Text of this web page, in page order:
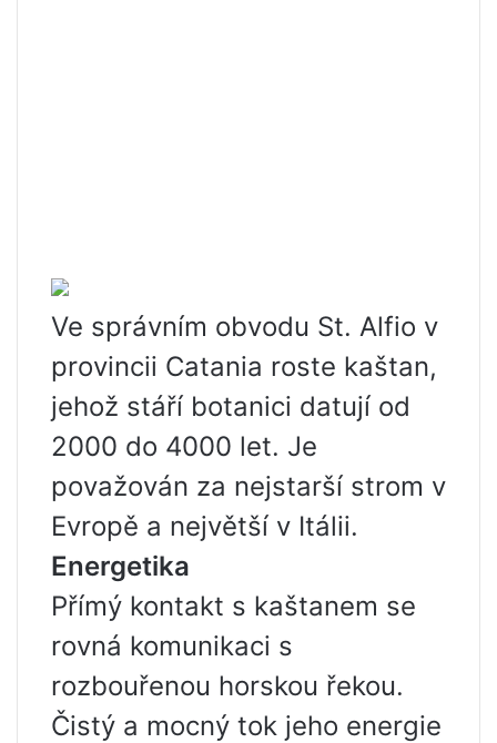
Ve správním obvodu St. Alfio v
provincii Catania roste kaštan,
jehož stáří botanici datují od
2000 do 4000 let. Je
považován za nejstarší strom v
Evropě a největší v Itálii.
Energetika
Přímý kontakt s kaštanem se
rovná komunikaci s
rozbouřenou horskou řekou.
Čistý a mocný tok jeho energie